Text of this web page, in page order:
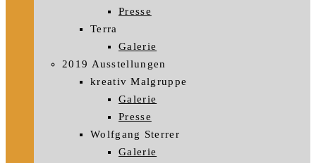
Presse
Terra
Galerie
2019 Ausstellungen
kreativ Malgruppe
Galerie
Presse
Wolfgang Sterrer
Galerie